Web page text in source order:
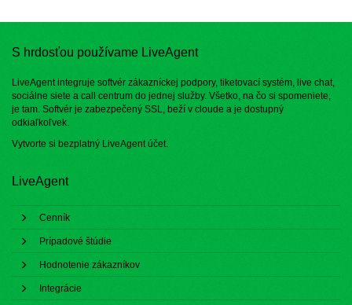
S hrdosťou používame LiveAgent
LiveAgent integruje softvér zákazníckej podpory, tiketovací systém, live chat,
sociálne siete a call centrum do jednej služby. Všetko, na čo si spomeniete,
je tam. Softvér je zabezpečený SSL, beží v cloude a je dostupný
odkiaľkoľvek.
Vytvorte si bezplatný LiveAgent účet.
LiveAgent
Cenník
Prípadové štúdie
Hodnotenie zákazníkov
Integrácie